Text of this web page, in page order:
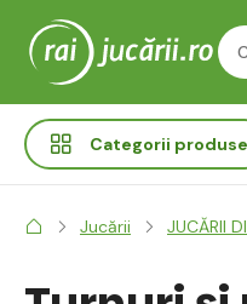
Categorii produse
Jucării JUCĂRII